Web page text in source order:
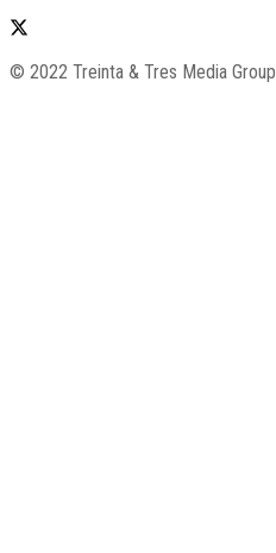
© 2022 Treinta & Tres Media Group